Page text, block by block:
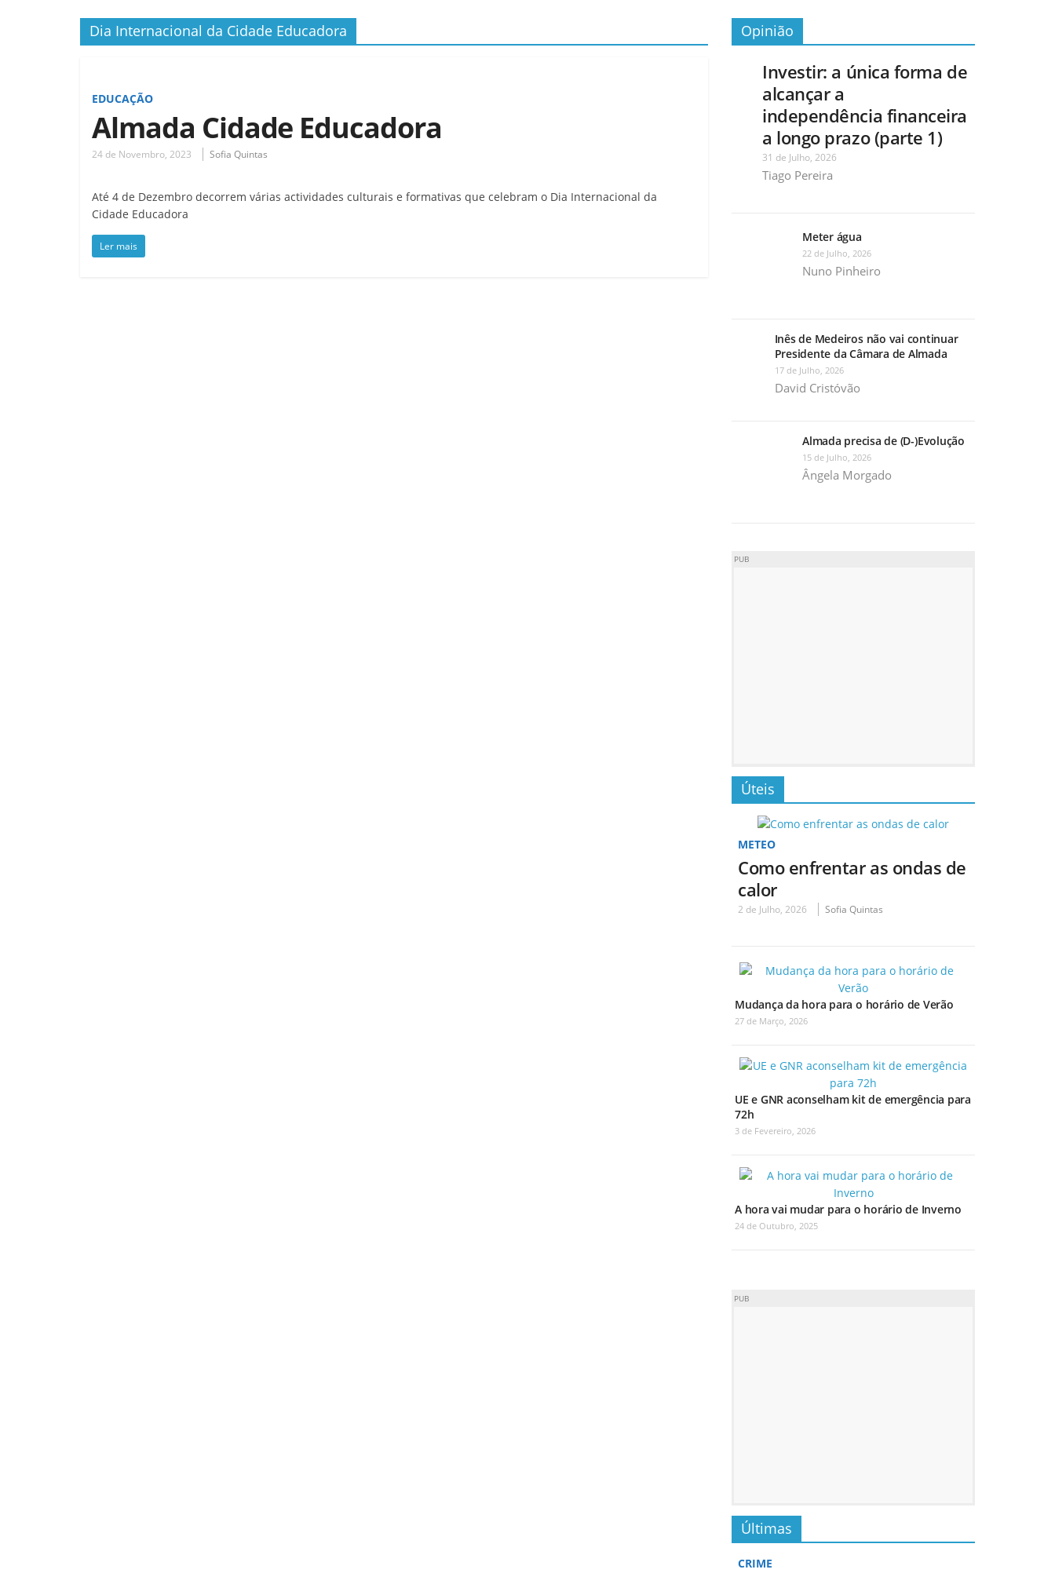
Dia Internacional da Cidade Educadora
EDUCAÇÃO
Almada Cidade Educadora
24 de Novembro, 2023 Sofia Quintas
Até 4 de Dezembro decorrem várias actividades culturais e formativas que celebram o Dia Internacional da
Cidade Educadora
Ler mais
Opinião
Investir: a única forma de
alcançar a
independência financeira
a longo prazo (parte 1)
31 de Julho, 2026
Tiago Pereira
Meter água
22 de Julho, 2026
Nuno Pinheiro
Inês de Medeiros não vai continuar
Presidente da Câmara de Almada
17 de Julho, 2026
David Cristóvão
Almada precisa de (D-)Evolução
15 de Julho, 2026
Ângela Morgado
PUB
Úteis
METEO
Como enfrentar as ondas de
calor
2 de Julho, 2026 Sofia Quintas
Mudança da hora para o horário de Verão
27 de Março, 2026
UE e GNR aconselham kit de emergência para
72h
3 de Fevereiro, 2026
A hora vai mudar para o horário de Inverno
24 de Outubro, 2025
PUB
Últimas
CRIME